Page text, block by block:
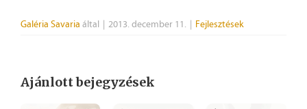
Galéria Savaria által | 2013. december 11. | Fejlesztések
Ajánlott bejegyzések